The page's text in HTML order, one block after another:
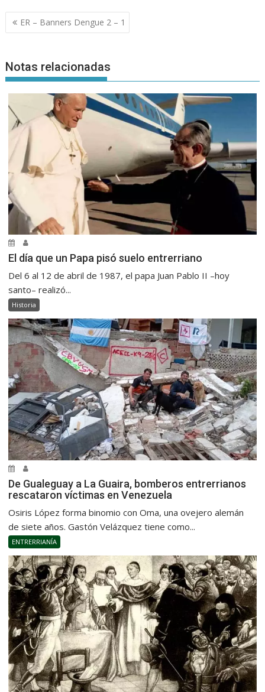
Navegación
de
ER – Banners Dengue 2 – 1
Notas relacionadas
El día que un Papa pisó suelo entrerriano
Del 6 al 12 de abril de 1987, el papa Juan Pablo II –hoy
santo– realizó...
Historia
De Gualeguay a La Guaira, bomberos entrerrianos
rescataron víctimas en Venezuela
Osiris López forma binomio con Oma, una ovejero alemán
de siete años. Gastón Velázquez tiene como...
ENTRERRIANÍA